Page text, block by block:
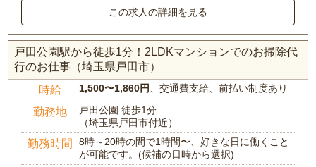
この求人の詳細を見る
戸田公園駅から徒歩1分！2LDKマンションでのお掃除代
行のお仕事（埼玉県戸田市）
時給 1,500〜1,860円、交通費支給、前払い制度あり
勤務地
戸田公園 徒歩1分
（埼玉県戸田市付近）
勤務時間
8時～20時の間で1時間〜、好きな日に働くこと
が可能です。(候補の日時から選択)